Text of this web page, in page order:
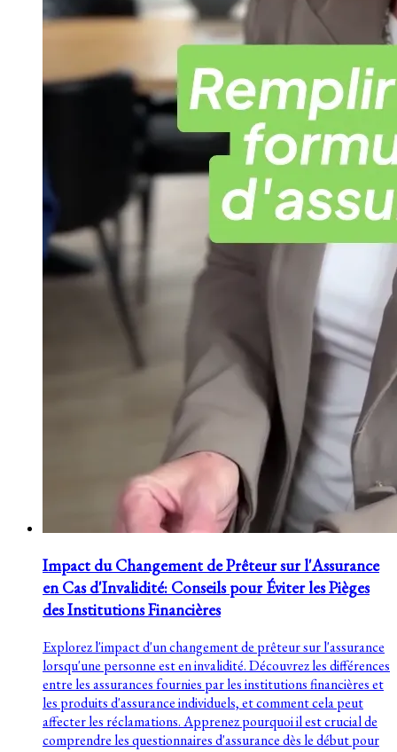
Impact du Changement de Prêteur sur l'Assurance
en Cas d'Invalidité: Conseils pour Éviter les Pièges
des Institutions Financières
Explorez l'impact d'un changement de prêteur sur l'assurance
lorsqu'une personne est en invalidité. Découvrez les différences
entre les assurances fournies par les institutions financières et
les produits d'assurance individuels, et comment cela peut
affecter les réclamations. Apprenez pourquoi il est crucial de
comprendre les questionnaires d'assurance dès le début pour